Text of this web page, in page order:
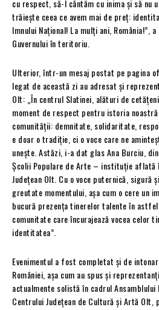
cu respect, să-l cântăm cu inima şi să nu
trăieşte ceea ce avem mai de preţ:
Imnului Naţional! La mulți ani, România!”,
Guvernului în teritoriu.
Ulterior, într-un mesaj postat pe pagina
legat de această zi au adresat și
Olt: „În centrul Slatinei, alături de
moment de respect pentru istoria
comunității: demnitate, solidaritate,
e doar o tradiție, ci o voce care ne
unește. Astăzi, i-a dat glas Ana Burciu,
Școlii Populare de Arte – instituție aflată
Județean Olt. Cu o voce puternică, sigură
greutate momentului, așa cum o cere un
bucură prezența tinerelor talente în
comunitate care încurajează vocea celor
identitatea”.
Evenimentul a fost completat și de
României, așa cum au spus și
actualmente solistă în cadrul Ansamblului
Centrului Județean de Cultură și Artă Olt,